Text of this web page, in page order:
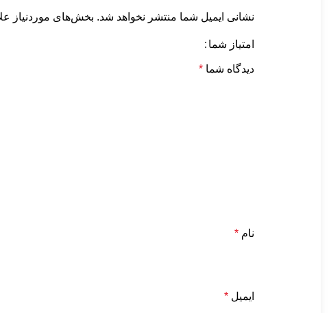
نشانی ایمیل شما منتشر نخواهد شد. بخش‌های موردنیاز
امتیاز شما
دیدگاه شما *
نام *
ایمیل *